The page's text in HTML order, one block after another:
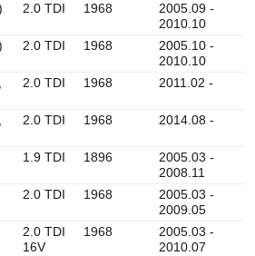
2.0 TDI 1968
2005.09 -
2010.10
2.0 TDI 1968
2005.10 -
2010.10
2.0 TDI 1968 2011.02 -
2.0 TDI 1968 2014.08 -
1.9 TDI 1896
2005.03 -
2008.11
2.0 TDI 1968
2005.03 -
2009.05
2.0 TDI
16V
1968
2005.03 -
2010.07